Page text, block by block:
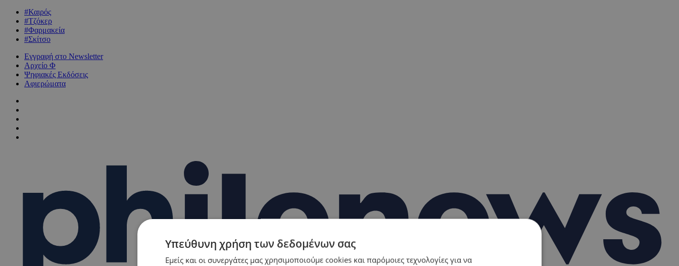
#Καιρός
#Τζόκερ
#Φαρμακεία
#Σκίτσο
Εγγραφή στο Newsletter
Αρχείο Φ
Ψηφιακές Εκδόσεις
Αφιερώματα
Υπεύθυνη χρήση των δεδομένων σας
Εμείς και οι συνεργάτες μας χρησιμοποιούμε cookies και παρόμοιες τεχνολογίες για να